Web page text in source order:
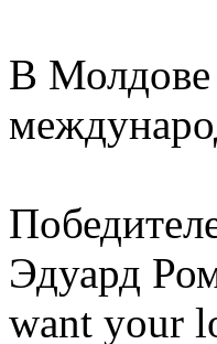
В Молдове
Эдуард
want your